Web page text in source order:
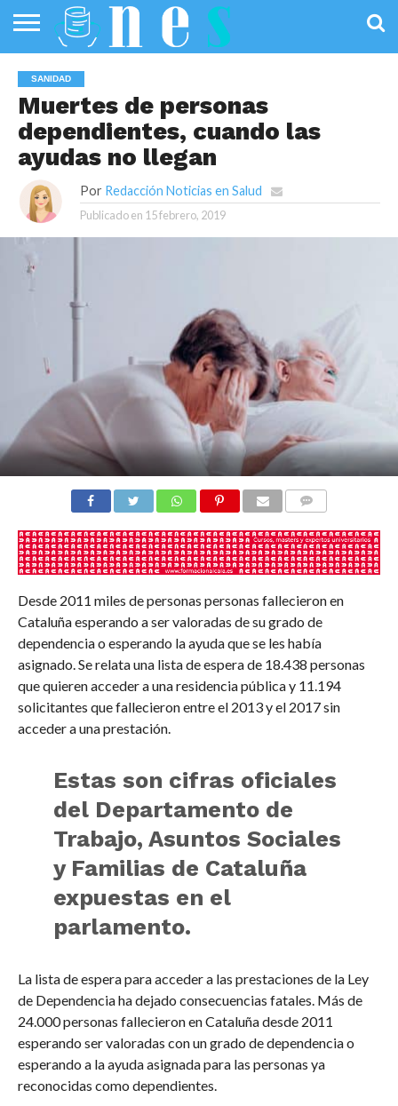
PÚBLICA
SANIDAD
INVESTIGACIÓN
ENTREVISTAS
PROFESIONALES
DE LA SALUD
INFOGRAFÍAS
DE SALUD
OPINIÓN
SANIDAD
Muertes de personas
dependientes, cuando las
ayudas no llegan
Por Redacción Noticias en Salud
Publicado en 15 febrero, 2019
Desde 2011 miles de personas personas fallecieron en
Cataluña esperando a ser valoradas de su grado de
dependencia o esperando la ayuda que se les había
asignado. Se relata una lista de espera de 18.438 personas
que quieren acceder a una residencia pública y 11.194
solicitantes que fallecieron entre el 2013 y el 2017 sin
acceder a una prestación.
Estas son cifras oficiales
del Departamento de
Trabajo, Asuntos Sociales
y Familias de Cataluña
expuestas en el
parlamento.
La lista de espera para acceder a las prestaciones de la Ley
de Dependencia ha dejado consecuencias fatales. Más de
24.000 personas fallecieron en Cataluña desde 2011
esperando ser valoradas con un grado de dependencia o
esperando a la ayuda asignada para las personas ya
reconocidas como dependientes.